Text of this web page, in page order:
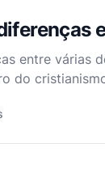
entre várias
do